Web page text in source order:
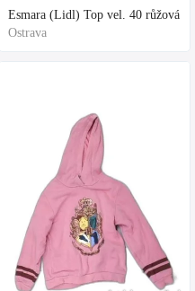
Esmara (Lidl) Top vel. 40 růžová
Ostrava